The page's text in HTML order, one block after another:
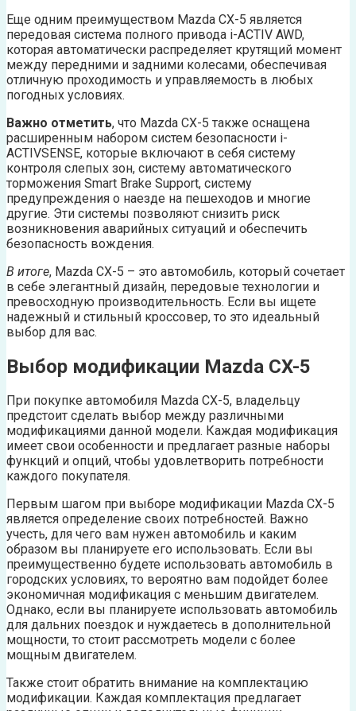
Еще одним преимуществом Mazda CX-5 является
передовая система полного привода i-ACTIV AWD,
которая автоматически распределяет крутящий момент
между передними и задними колесами, обеспечивая
отличную проходимость и управляемость в любых
погодных условиях.
Важно отметить, что Mazda CX-5 также оснащена
расширенным набором систем безопасности i-
ACTIVSENSE, которые включают в себя систему
контроля слепых зон, систему автоматического
торможения Smart Brake Support, систему
предупреждения о наезде на пешеходов и многие
другие. Эти системы позволяют снизить риск
возникновения аварийных ситуаций и обеспечить
безопасность вождения.
В итоге, Mazda CX-5 – это автомобиль, который сочетает
в себе элегантный дизайн, передовые технологии и
превосходную производительность. Если вы ищете
надежный и стильный кроссовер, то это идеальный
выбор для вас.
Выбор модификации Mazda CX-5
При покупке автомобиля Mazda CX-5, владельцу
предстоит сделать выбор между различными
модификациями данной модели. Каждая модификация
имеет свои особенности и предлагает разные наборы
функций и опций, чтобы удовлетворить потребности
каждого покупателя.
Первым шагом при выборе модификации Mazda CX-5
является определение своих потребностей. Важно
учесть, для чего вам нужен автомобиль и каким
образом вы планируете его использовать. Если вы
преимущественно будете использовать автомобиль в
городских условиях, то вероятно вам подойдет более
экономичная модификация с меньшим двигателем.
Однако, если вы планируете использовать автомобиль
для дальних поездок и нуждаетесь в дополнительной
мощности, то стоит рассмотреть модели с более
мощным двигателем.
Также стоит обратить внимание на комплектацию
модификации. Каждая комплектация предлагает